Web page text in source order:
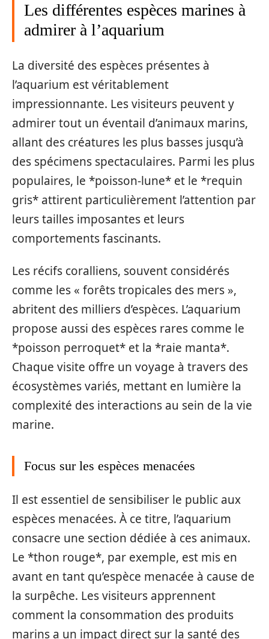
Les différentes espèces marines à
admirer à l’aquarium
La diversité des espèces présentes à
l’aquarium est véritablement
impressionnante. Les visiteurs peuvent y
admirer tout un éventail d’animaux marins,
allant des créatures les plus basses jusqu’à
des spécimens spectaculaires. Parmi les plus
populaires, le *poisson-lune* et le *requin
gris* attirent particulièrement l’attention par
leurs tailles imposantes et leurs
comportements fascinants.
Les récifs coralliens, souvent considérés
comme les « forêts tropicales des mers »,
abritent des milliers d’espèces. L’aquarium
propose aussi des espèces rares comme le
*poisson perroquet* et la *raie manta*.
Chaque visite offre un voyage à travers des
écosystèmes variés, mettant en lumière la
complexité des interactions au sein de la vie
marine.
Focus sur les espèces menacées
Il est essentiel de sensibiliser le public aux
espèces menacées. À ce titre, l’aquarium
consacre une section dédiée à ces animaux.
Le *thon rouge*, par exemple, est mis en
avant en tant qu’espèce menacée à cause de
la surpêche. Les visiteurs apprennent
comment la consommation des produits
marins a un impact direct sur la santé des